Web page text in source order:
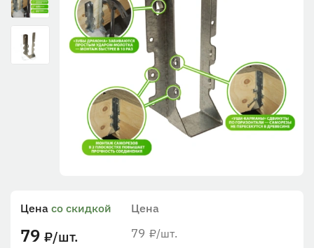
Цена
79 ₽/шт.
Цена со скидкой
79 ₽/шт.